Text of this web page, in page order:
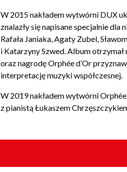
W 2015 nakładem wytwórni DUX
znalazły się napisane specjalnie
Rafała Janiaka, Agaty Zubel,
i Katarzyny Szwed. Album
oraz nagrodę Orphée d’Or
interpretację muzyki współczesnej.
W 2019 nakładem wytwórni Orphée
z pianistą Łukaszem